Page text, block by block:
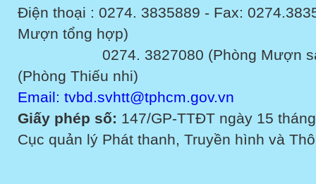
Điện thoại : 0274. 3835889 - Fax:
Mượn tổng hợp)
0274. 3827080 (Phòng Mượn sách
(Phòng Thiếu nhi)
Email: tvbd.svhtt@tphcm.gov.vn
Giấy phép số: 147/GP-TTĐT ngày 15
Cục quản lý Phát thanh, Truyền hình và